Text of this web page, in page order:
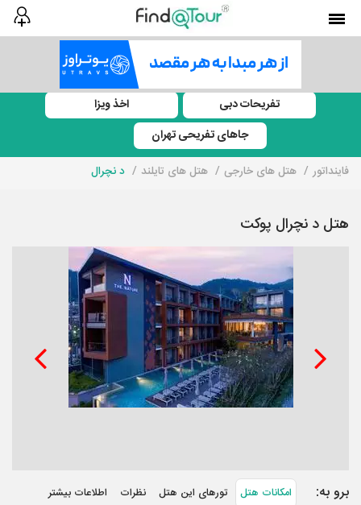
تفریحات دبی
اخذ ویزا
جاهای تفریحی تهران
فاینداتور هتل های خارجی هتل های تایلند د نچرال
هتل د نچرال پوکت
برو به: امکانات هتل تورهای این هتل نظرات اطلاعات بیشتر